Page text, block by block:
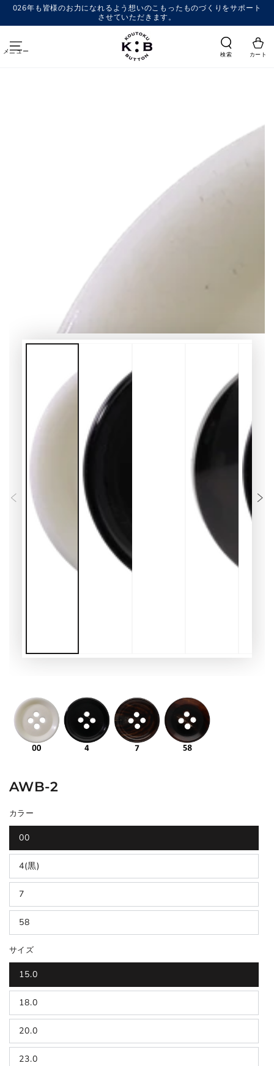
コンテンツにスキッ
026年も皆様のお力になれるよう想いのこもったものづくりをサポート
させていただきます。
メニュー 検索 カート
AWB-2
カラー
00
4(黒)
7
58
サイズ
15.0
18.0
20.0
23.0